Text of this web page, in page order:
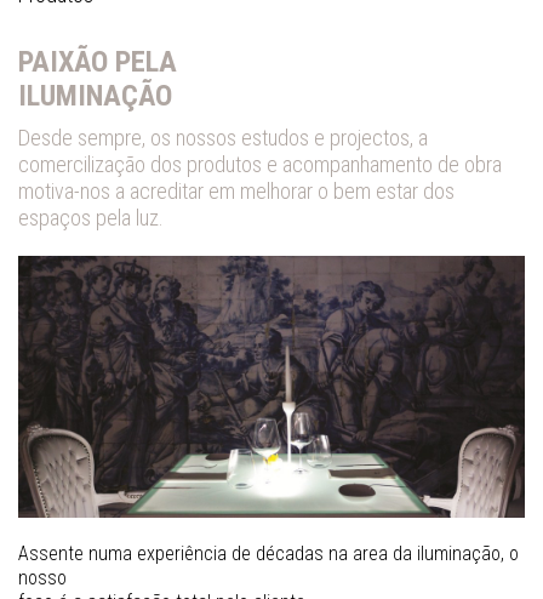
PAIXÃO PELA
ILUMINAÇÃO
Desde sempre, os nossos estudos e projectos, a
comercilização dos produtos e acompanhamento de obra
motiva-nos a acreditar em melhorar o bem estar dos
espaços pela luz.
Assente numa experiência de décadas na area da iluminação, o
nosso